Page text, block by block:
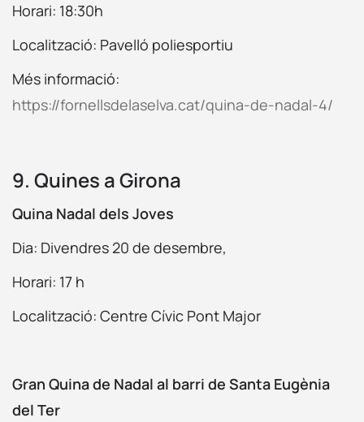
Horari: 18:30h
Localització: Pavelló poliesportiu
Més informació:
https://fornellsdelaselva.cat/quina-de-nadal-4/
9. Quines a Girona
Quina Nadal dels Joves
Dia: Divendres 20 de desembre,
Horari: 17 h
Localització: Centre Cívic Pont Major
Gran Quina de Nadal al barri de Santa Eugènia
del Ter